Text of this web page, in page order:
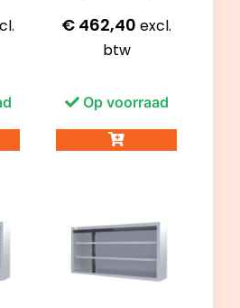
€ 462,40 excl.
btw
Op voorraad